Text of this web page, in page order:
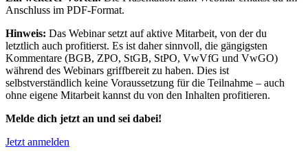
Anschluss im PDF-Format.
Hinweis: Das Webinar setzt auf aktive Mitarbeit, von der du
letztlich auch profitierst. Es ist daher sinnvoll, die gängigsten
Kommentare (BGB, ZPO, StGB, StPO, VwVfG und VwGO)
während des Webinars griffbereit zu haben. Dies ist
selbstverständlich keine Voraussetzung für die Teilnahme – auch
ohne eigene Mitarbeit kannst du von den Inhalten profitieren.
Melde dich jetzt an und sei dabei!
Jetzt anmelden